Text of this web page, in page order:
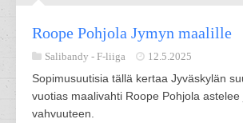
Roope Pohjola Jymyn maalille
Salibandy - F-liiga 12.5.2025
Sopimusuutisia tällä kertaa Jyväskylän
vuotias maalivahti Roope Pohjola astelee
vahvuuteen.